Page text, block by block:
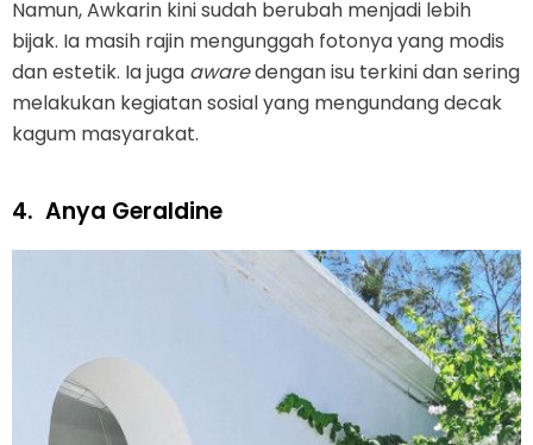
Namun, Awkarin kini sudah berubah menjadi lebih
bijak. Ia masih rajin mengunggah fotonya yang modis
dan estetik. Ia juga awaredengan isu terkini dan sering
melakukan kegiatan sosial yang mengundang decak
kagum masyarakat.
4. Anya Geraldine